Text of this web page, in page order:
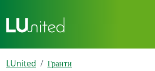
LUnited
Гранти